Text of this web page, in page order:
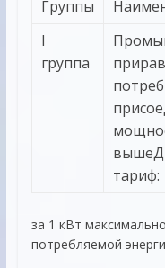
Группы
I
группа
тариф:
за 1 кВт
потребляемой